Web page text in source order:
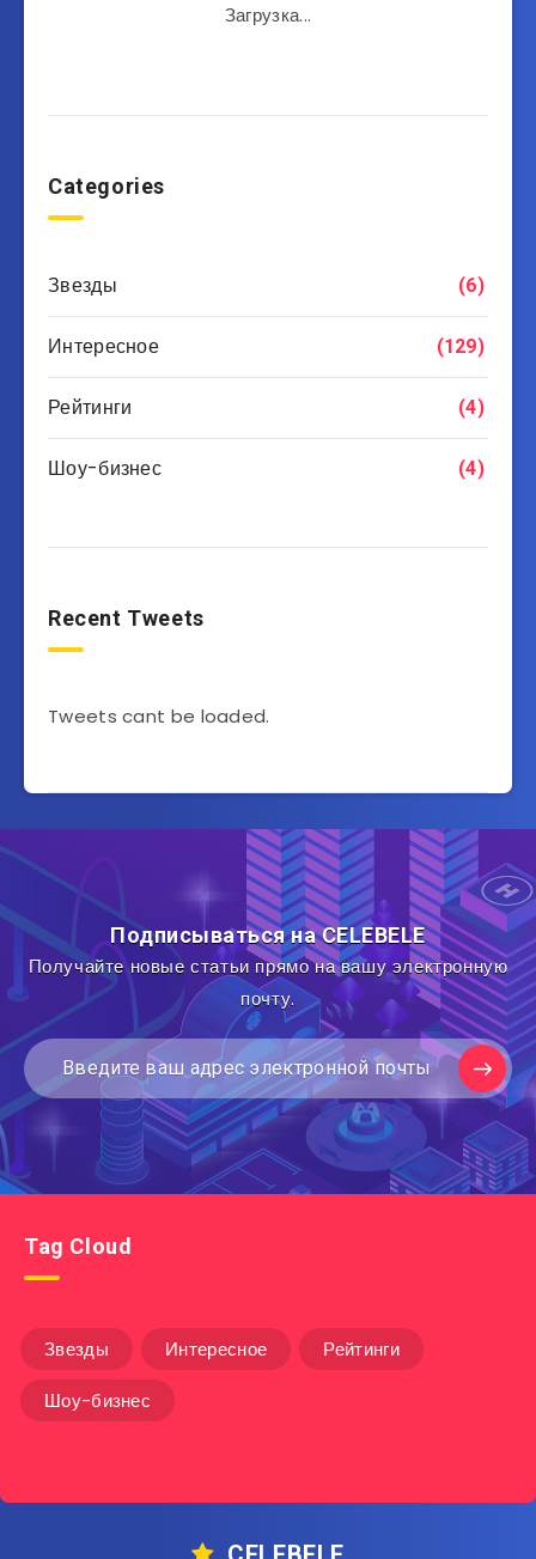
Загрузка...
Categories
Звезды (6)
Интересное (129)
Рейтинги (4)
Шоу-бизнес (4)
Recent Tweets
Tweets cant be loaded.
Подписываться на CELEBELE
Получайте новые статьи прямо на вашу электронную
почту.
Tag Cloud
Звезды Интересное Рейтинги
Шоу-бизнес